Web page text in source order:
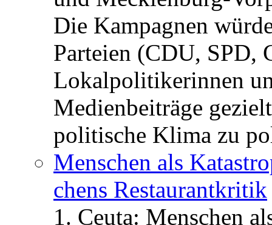
Die Kampagnen
Parteien (CDU, SPD,
Lokalpolitikerinnen
Medienbeiträge
politische Klima zu
Menschen als
chens Restau­rant­kritik
1. Ceuta: Menschen